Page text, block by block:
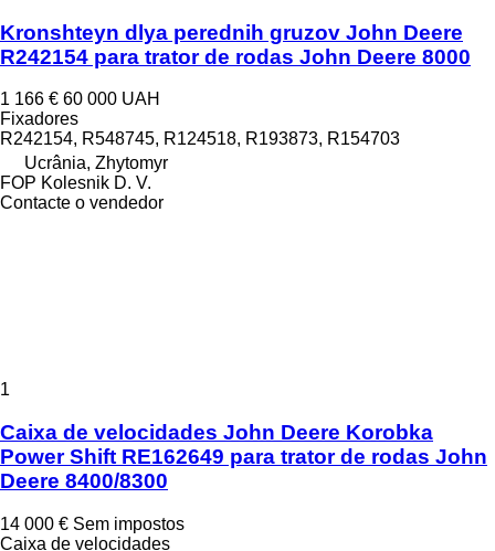
Kronshteyn dlya perednih gruzov John Deere
R242154 para trator de rodas John Deere 8000
1 166 € 60 000 UAH
Fixadores
R242154, R548745, R124518, R193873, R154703
Ucrânia, Zhytomyr
FOP Kolesnik D. V.
Contacte o vendedor
1
Caixa de velocidades John Deere Korobka
Power Shift RE162649 para trator de rodas John
Deere 8400/8300
14 000 € Sem impostos
Caixa de velocidades